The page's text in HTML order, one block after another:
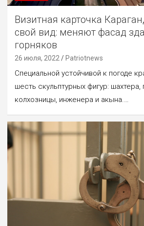
Визитная карточка
свой вид: меняют фасад
горняков
26 июля, 2022 Patriotnews
Специальной устойчивой к погоде
шесть скульптурных фигур: шахтера,
колхозницы, инженера и акына.…